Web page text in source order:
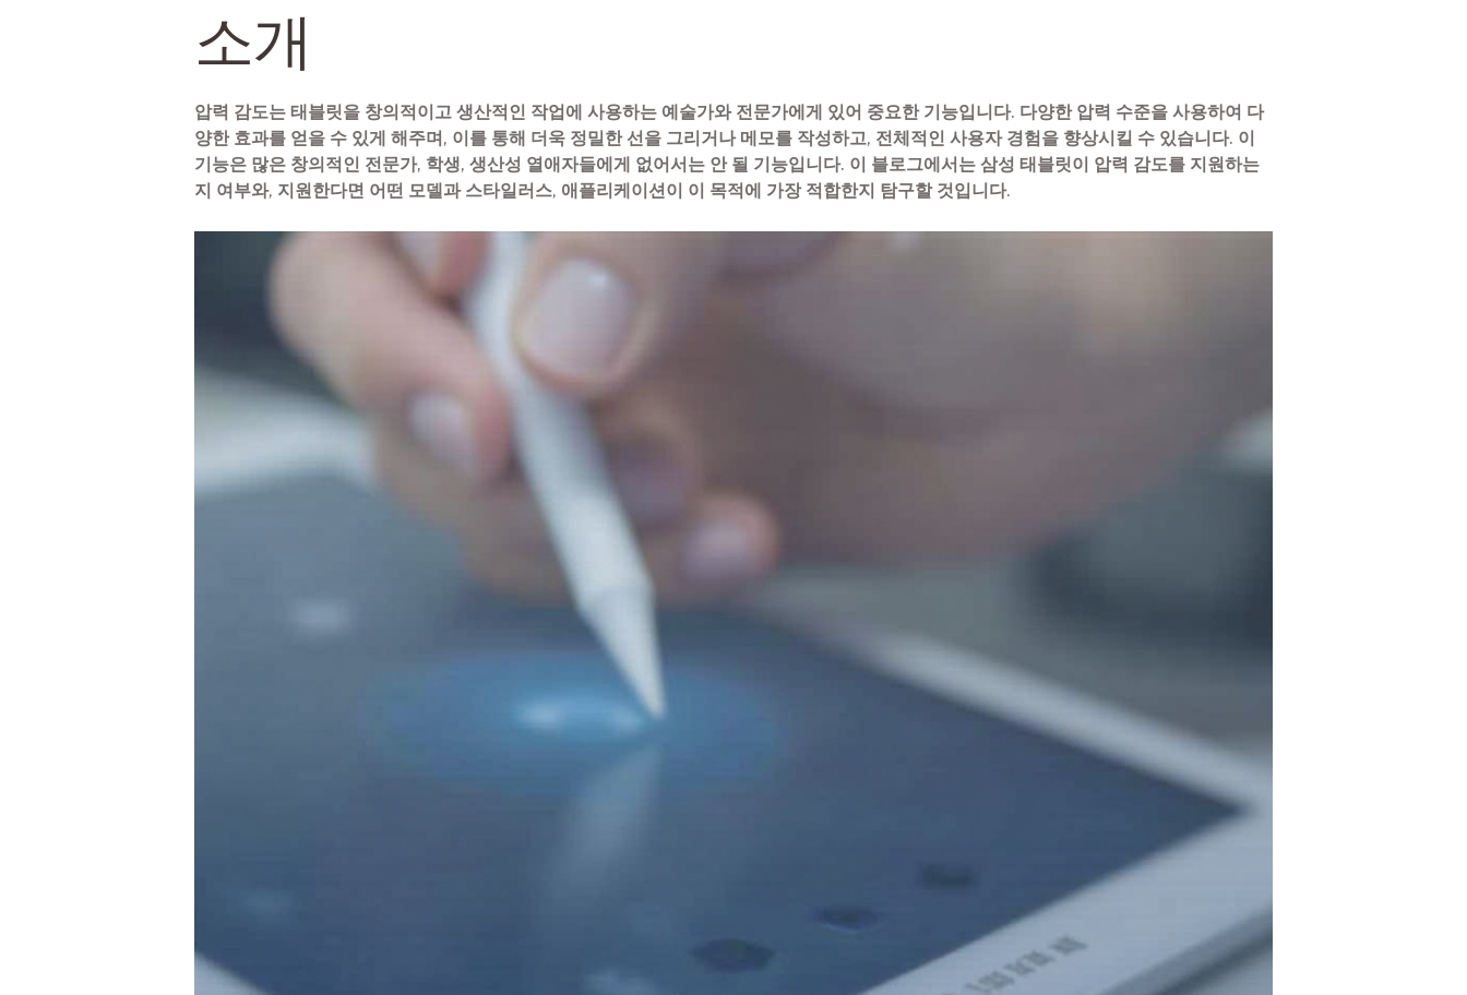
소개
압력 감도는 태블릿을 창의적이고 생산적인 작업에 사용하는 예술가와 전문가에게 있어 중요한 기능입니다. 다양한 압력 수준을 사용하여 다
양한 효과를 얻을 수 있게 해주며, 이를 통해 더욱 정밀한 선을 그리거나 메모를 작성하고, 전체적인 사용자 경험을 향상시킬 수 있습니다. 이
기능은 많은 창의적인 전문가, 학생, 생산성 열애자들에게 없어서는 안 될 기능입니다. 이 블로그에서는 삼성 태블릿이 압력 감도를 지원하는
지 여부와, 지원한다면 어떤 모델과 스타일러스, 애플리케이션이 이 목적에 가장 적합한지 탐구할 것입니다.